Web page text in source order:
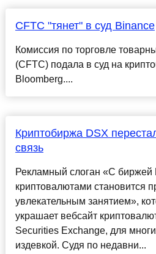
CFTC "тянет" в суд Binance
Комиссия по торговле
(CFTC) подала в суд на
Bloomberg....
Криптобиржа DSX
связь
Рекламный слоган «С биржей
криптовалютами становится
увлекательным занятием»,
украшает вебсайт
Securities Exchange, для
издевкой. Судя по недавни...